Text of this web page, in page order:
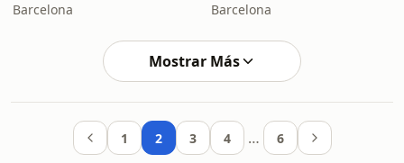
Barcelona Barcelona
Mostrar Más
1 2 3 4 … 6